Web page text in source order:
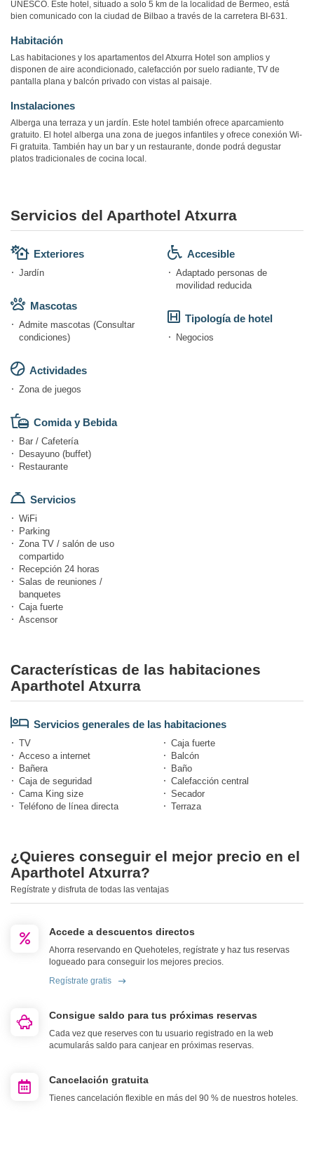
UNESCO. Este hotel, situado a solo 5 km de la localidad de Bermeo, está
bien comunicado con la ciudad de Bilbao a través de la carretera BI-631.
Habitación
Las habitaciones y los apartamentos del Atxurra Hotel son amplios y
disponen de aire acondicionado, calefacción por suelo radiante, TV de
pantalla plana y balcón privado con vistas al paisaje.
Instalaciones
Alberga una terraza y un jardín. Este hotel también ofrece aparcamiento
gratuito. El hotel alberga una zona de juegos infantiles y ofrece conexión Wi-
Fi gratuita. También hay un bar y un restaurante, donde podrá degustar
platos tradicionales de cocina local.
Servicios del Aparthotel Atxurra
Exteriores
Jardín
Mascotas
Admite mascotas (Consultar
condiciones)
Actividades
Zona de juegos
Comida y Bebida
Bar / Cafetería
Desayuno (buffet)
Restaurante
Servicios
WiFi
Parking
Zona TV / salón de uso
compartido
Recepción 24 horas
Salas de reuniones /
banquetes
Caja fuerte
Ascensor
Accesible
Adaptado personas de
movilidad reducida
Tipología de hotel
Negocios
Características de las habitaciones
Aparthotel Atxurra
Servicios generales de las habitaciones
TV
Caja fuerte
Acceso a internet
Balcón
Bañera
Baño
Caja de seguridad
Calefacción central
Cama King size
Secador
Teléfono de línea directa
Terraza
¿Quieres conseguir el mejor precio en el
Aparthotel Atxurra?
Regístrate y disfruta de todas las ventajas
Accede a descuentos directos
Ahorra reservando en Quehoteles, regístrate y haz tus reservas
logueado para conseguir los mejores precios.
Regístrate gratis
Consigue saldo para tus próximas reservas
Cada vez que reserves con tu usuario registrado en la web
acumularás saldo para canjear en próximas reservas.
Cancelación gratuita
Tienes cancelación flexible en más del 90 % de nuestros hoteles.